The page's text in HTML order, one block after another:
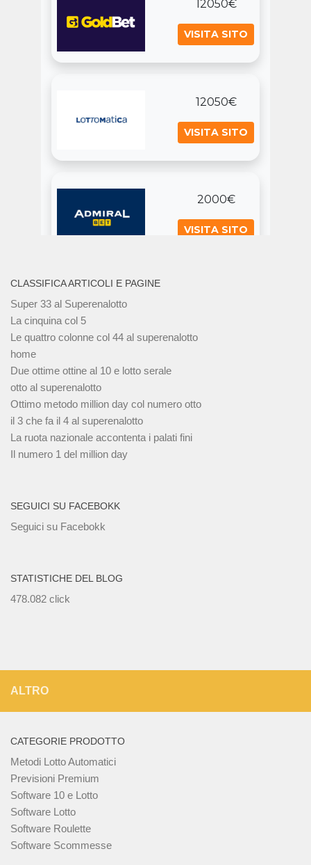
CLASSIFICA ARTICOLI E PAGINE
Super 33 al Superenalotto
La cinquina col 5
Le quattro colonne col 44 al superenalotto
home
Due ottime ottine al 10 e lotto serale
otto al superenalotto
Ottimo metodo million day col numero otto
il 3 che fa il 4 al superenalotto
La ruota nazionale accontenta i palati fini
Il numero 1 del million day
SEGUICI SU FACEBOKK
Seguici su Facebokk
STATISTICHE DEL BLOG
478.082 click
ALTRO
CATEGORIE PRODOTTO
Metodi Lotto Automatici
Previsioni Premium
Software 10 e Lotto
Software Lotto
Software Roulette
Software Scommesse